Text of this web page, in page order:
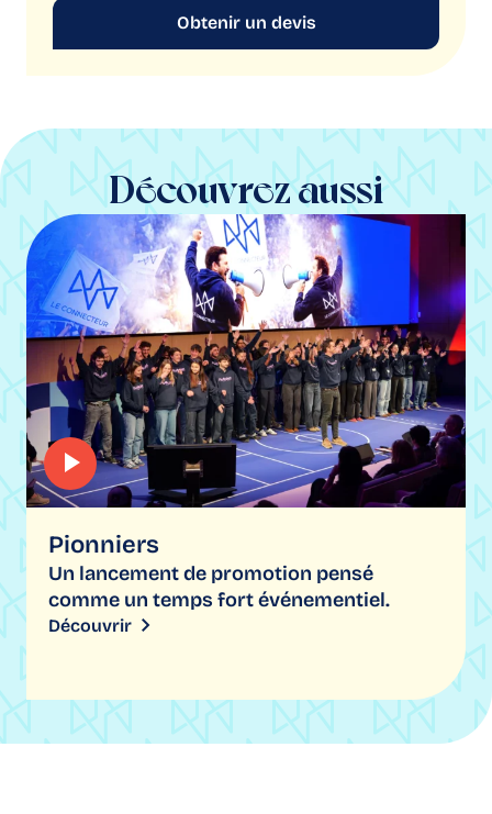
Obtenir un devis
Découvrez aussi
Pionniers
Un lancement de promotion pensé
comme un temps fort événementiel.
Découvrir